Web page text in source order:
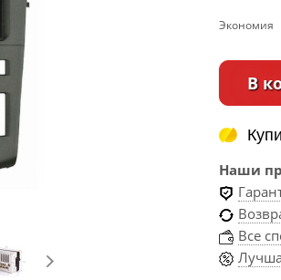
Экономия
В
Наши
Все